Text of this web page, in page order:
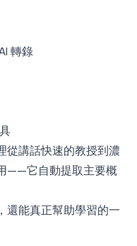
轉錄
從講話快速的教授到濃
——它自動提取主要概
還能真正幫助學習的一